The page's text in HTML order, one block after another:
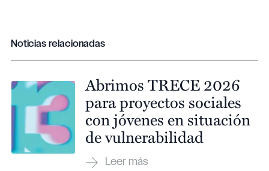
Noticias relacionadas
Abrimos TRECE 2026
para proyectos sociales
con jóvenes en situación
de vulnerabilidad